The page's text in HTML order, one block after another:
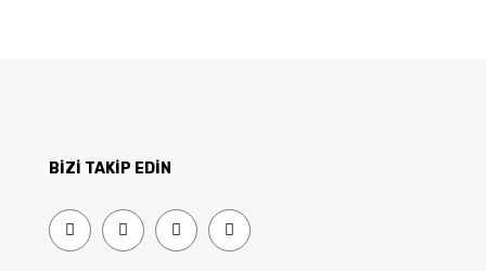
BİZİ TAKİP EDİN